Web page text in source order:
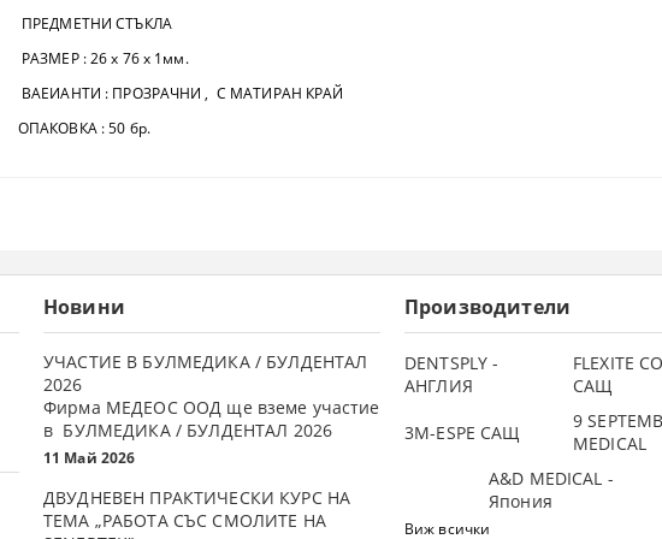
ПРЕДМЕТНИ СТЪКЛА
РАЗМЕР : 26 х 76 х 1мм.
ВАЕИАНТИ : ПРОЗРАЧНИ , С МАТИРАН КРАЙ
ОПАКОВКА : 50 бр.
Новини
УЧАСТИЕ В БУЛМЕДИКА / БУЛДЕНТАЛ
2026
Фирма МЕДЕОС ООД ще вземе участие
в БУЛМЕДИКА / БУЛДЕНТАЛ 2026
11 Май 2026
ДВУДНЕВЕН ПРАКТИЧЕСКИ КУРС НА
ТЕМА „РАБОТА СЪС СМОЛИТЕ НА
Производители
DENTSPLY -
АНГЛИЯ
FLEXITE
САЩ
3М-ESPE САЩ
9
MEDICAL
A&D MEDICAL -
Япония
Виж всички